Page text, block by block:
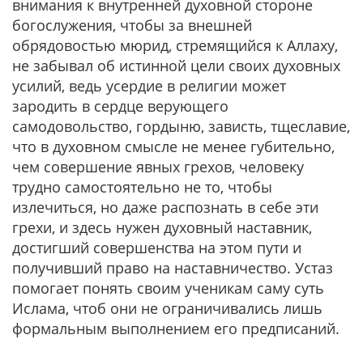
внимания к внутренней духовной стороне
богослужения, чтобы за внешней
обрядовостью мюрид, стремящийся к Аллаху,
не забывал об истинной цели своих духовных
усилий, ведь усердие в религии может
зародить в сердце верующего
самодовольство, гордыню, зависть, тщеславие,
что в духовном смысле не менее губительно,
чем совершение явных грехов, человеку
трудно самостоятельно не то, чтобы
излечиться, но даже распознать в себе эти
грехи, и здесь нужен духовный наставник,
достигший совершенства на этом пути и
получивший право на наставничество. Устаз
помогает понять своим ученикам саму суть
Ислама, чтоб они не ограничивались лишь
формальным выполнением его предписаний.